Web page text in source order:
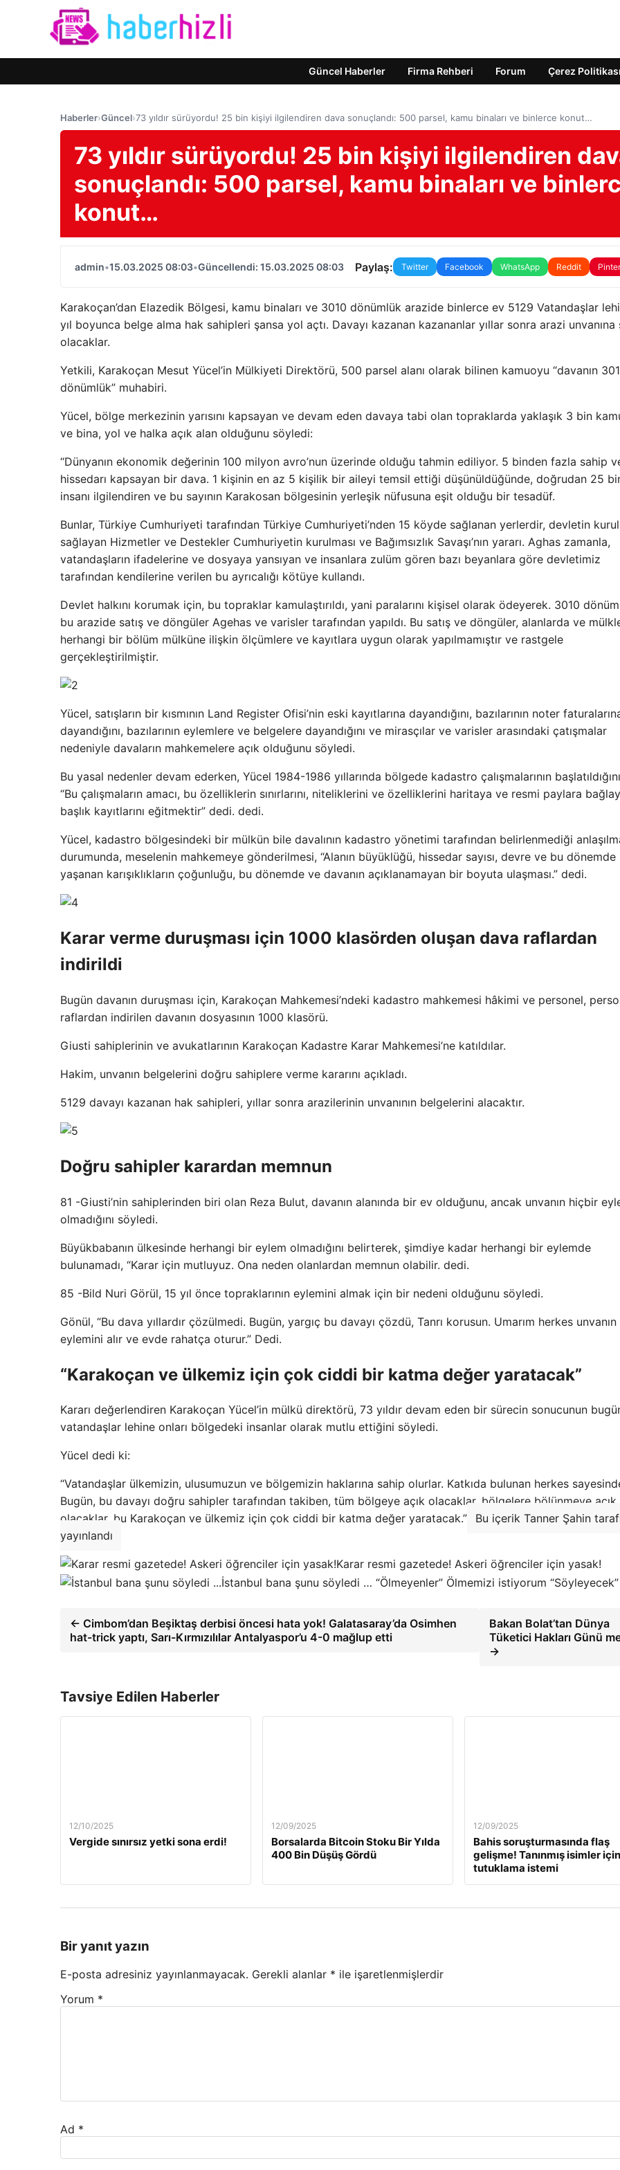
Güncel Haberler Firma Rehberi Forum Çerez Politikası
Haberler›Güncel›73 yıldır sürüyordu! 25 bin kişiyi ilgilendiren dava sonuçlandı: 500 parsel, kamu binaları ve binlerce konut…
73 yıldır sürüyordu! 25 bin kişiyi ilgilendiren
sonuçlandı: 500 parsel, kamu binaları ve
konut…
admin•15.03.2025 08:03•Güncellendi: 15.03.2025 08:03 Paylaş: Twitter Facebook WhatsApp Reddit
Karakoçan’dan Elazedik Bölgesi, kamu binaları ve 3010 dönümlük arazide binlerce ev 5129 Vatandaşlar
yıl boyunca belge alma hak sahipleri şansa yol açtı. Davayı kazanan kazananlar yıllar sonra arazi unvanına
olacaklar.
Yetkili, Karakoçan Mesut Yücel’in Mülkiyeti Direktörü, 500 parsel alanı olarak bilinen kamuoyu “davanın
dönümlük” muhabiri.
Yücel, bölge merkezinin yarısını kapsayan ve devam eden davaya tabi olan topraklarda yaklaşık 3 bin
ve bina, yol ve halka açık alan olduğunu söyledi:
“Dünyanın ekonomik değerinin 100 milyon avro’nun üzerinde olduğu tahmin ediliyor. 5 binden fazla sahip
hissedarı kapsayan bir dava. 1 kişinin en az 5 kişilik bir aileyi temsil ettiği düşünüldüğünde, doğrudan 25
insanı ilgilendiren ve bu sayının Karakosan bölgesinin yerleşik nüfusuna eşit olduğu bir tesadüf.
Bunlar, Türkiye Cumhuriyeti tarafından Türkiye Cumhuriyeti’nden 15 köyde sağlanan yerlerdir, devletin
sağlayan Hizmetler ve Destekler Cumhuriyetin kurulması ve Bağımsızlık Savaşı’nın yararı. Aghas zamanla,
vatandaşların ifadelerine ve dosyaya yansıyan ve insanlara zulüm gören bazı beyanlara göre devletimiz
tarafından kendilerine verilen bu ayrıcalığı kötüye kullandı.
Devlet halkını korumak için, bu topraklar kamulaştırıldı, yani paralarını kişisel olarak ödeyerek. 3010
bu arazide satış ve döngüler Agehas ve varisler tarafından yapıldı. Bu satış ve döngüler, alanlarda ve
herhangi bir bölüm mülküne ilişkin ölçümlere ve kayıtlara uygun olarak yapılmamıştır ve rastgele
gerçekleştirilmiştir.
Yücel, satışların bir kısmının Land Register Ofisi’nin eski kayıtlarına dayandığını, bazılarının noter
dayandığını, bazılarının eylemlere ve belgelere dayandığını ve mirasçılar ve varisler arasındaki çatışmalar
nedeniyle davaların mahkemelere açık olduğunu söyledi.
Bu yasal nedenler devam ederken, Yücel 1984-1986 yıllarında bölgede kadastro çalışmalarının
“Bu çalışmaların amacı, bu özelliklerin sınırlarını, niteliklerini ve özelliklerini haritaya ve resmi paylara
başlık kayıtlarını eğitmektir” dedi. dedi.
Yücel, kadastro bölgesindeki bir mülkün bile davalının kadastro yönetimi tarafından belirlenmediği
durumunda, meselenin mahkemeye gönderilmesi, “Alanın büyüklüğü, hissedar sayısı, devre ve bu dönemde
yaşanan karışıklıkların çoğunluğu, bu dönemde ve davanın açıklanamayan bir boyuta ulaşması.” dedi.
Karar verme duruşması için 1000 klasörden oluşan dava raflardan
indirildi
Bugün davanın duruşması için, Karakoçan Mahkemesi’ndeki kadastro mahkemesi hâkimi ve personel,
raflardan indirilen davanın dosyasının 1000 klasörü.
Giusti sahiplerinin ve avukatlarının Karakoçan Kadastre Karar Mahkemesi’ne katıldılar.
Hakim, unvanın belgelerini doğru sahiplere verme kararını açıkladı.
5129 davayı kazanan hak sahipleri, yıllar sonra arazilerinin unvanının belgelerini alacaktır.
Doğru sahipler karardan memnun
81 -Giusti’nin sahiplerinden biri olan Reza Bulut, davanın alanında bir ev olduğunu, ancak unvanın hiçbir
olmadığını söyledi.
Büyükbabanın ülkesinde herhangi bir eylem olmadığını belirterek, şimdiye kadar herhangi bir eylemde
bulunamadı, “Karar için mutluyuz. Ona neden olanlardan memnun olabilir. dedi.
85 -Bild Nuri Görül, 15 yıl önce topraklarının eylemini almak için bir nedeni olduğunu söyledi.
Gönül, “Bu dava yıllardır çözülmedi. Bugün, yargıç bu davayı çözdü, Tanrı korusun. Umarım herkes unvanın
eylemini alır ve evde rahatça oturur.” Dedi.
“Karakoçan ve ülkemiz için çok ciddi bir katma değer yaratacak”
Kararı değerlendiren Karakoçan Yücel’in mülkü direktörü, 73 yıldır devam eden bir sürecin sonucunun
vatandaşlar lehine onları bölgedeki insanlar olarak mutlu ettiğini söyledi.
Yücel dedi ki:
“Vatandaşlar ülkemizin, ulusumuzun ve bölgemizin haklarına sahip olurlar. Katkıda bulunan herkes
Bugün, bu davayı doğru sahipler tarafından takiben, tüm bölgeye açık olacaklar, bölgelere bölünmeye açık
olacaklar, bu Karakoçan ve ülkemiz için çok ciddi bir katma değer yaratacak.”
Bu içerik Tanner Şahin
yayınlandı
Karar resmi gazetede! Askeri öğrenciler için yasak!
İstanbul bana şunu söyledi … “Ölmeyenler” Ölmemizi istiyorum “Söyleyecek”
← Cimbom’dan Beşiktaş derbisi öncesi hata yok! Galatasaray’da Osimhen
hat-trick yaptı, Sarı-Kırmızılılar Antalyaspor’u 4-0 mağlup etti
Bakan Bolat’tan Dünya
Tüketici Hakları Günü
→
Tavsiye Edilen Haberler
12/10/2025
Vergide sınırsız yetki sona erdi!
12/09/2025
Borsalarda Bitcoin Stoku Bir Yılda
400 Bin Düşüş Gördü
12/09/2025
Bahis soruşturmasında flaş
gelişme! Tanınmış isimler için
tutuklama istemi
Bir yanıt yazın
E-posta adresiniz yayınlanmayacak. Gerekli alanlar * ile işaretlenmişlerdir
Yorum *
Ad *